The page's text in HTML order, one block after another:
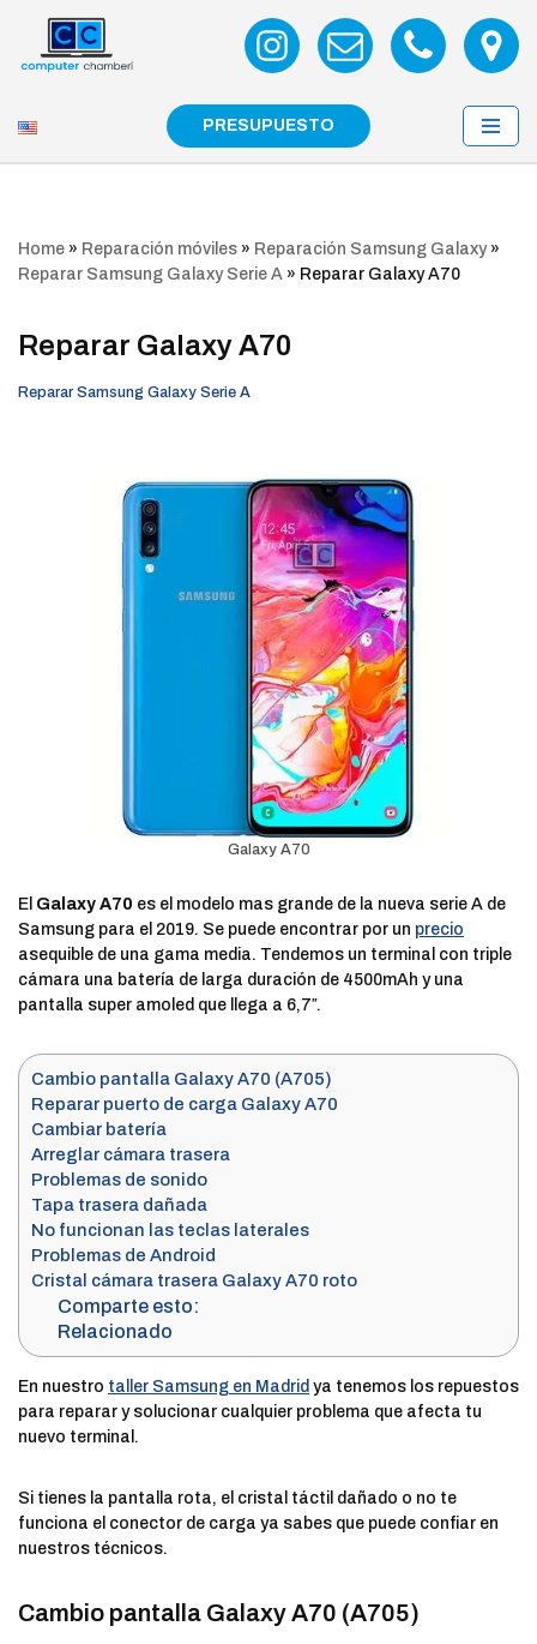
Saltar
PRESUPUESTO
Home » Reparación móviles » Reparación Samsung Galaxy»
Reparar Samsung Galaxy Serie A » Reparar Galaxy A70
Reparar Galaxy A70
Reparar Samsung Galaxy Serie A
Galaxy A70
El Galaxy A70 es el modelo mas grande de la nueva serie A de
Samsung para el 2019. Se puede encontrar por un precio
asequible de una gama media. Tendemos un terminal con triple
cámara una batería de larga duración de 4500mAh y una
pantalla super amoled que llega a 6,7″.
Cambio pantalla Galaxy A70 (A705)
Reparar puerto de carga Galaxy A70
Cambiar batería
Arreglar cámara trasera
Problemas de sonido
Tapa trasera dañada
No funcionan las teclas laterales
Problemas de Android
Cristal cámara trasera Galaxy A70 roto
Comparte esto:
Relacionado
En nuestro taller Samsung en Madrid ya tenemos los repuestos
para reparar y solucionar cualquier problema que afecta tu
nuevo terminal.
Si tienes la pantalla rota, el cristal táctil dañado o no te
funciona el conector de carga ya sabes que puede confiar en
nuestros técnicos.
Cambio pantalla Galaxy A70 (A705)